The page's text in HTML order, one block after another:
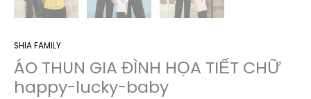
SHIA FAMILY
ÁO THUN GIA ĐÌNH HỌA TIẾT CHỮ
happy-lucky-baby